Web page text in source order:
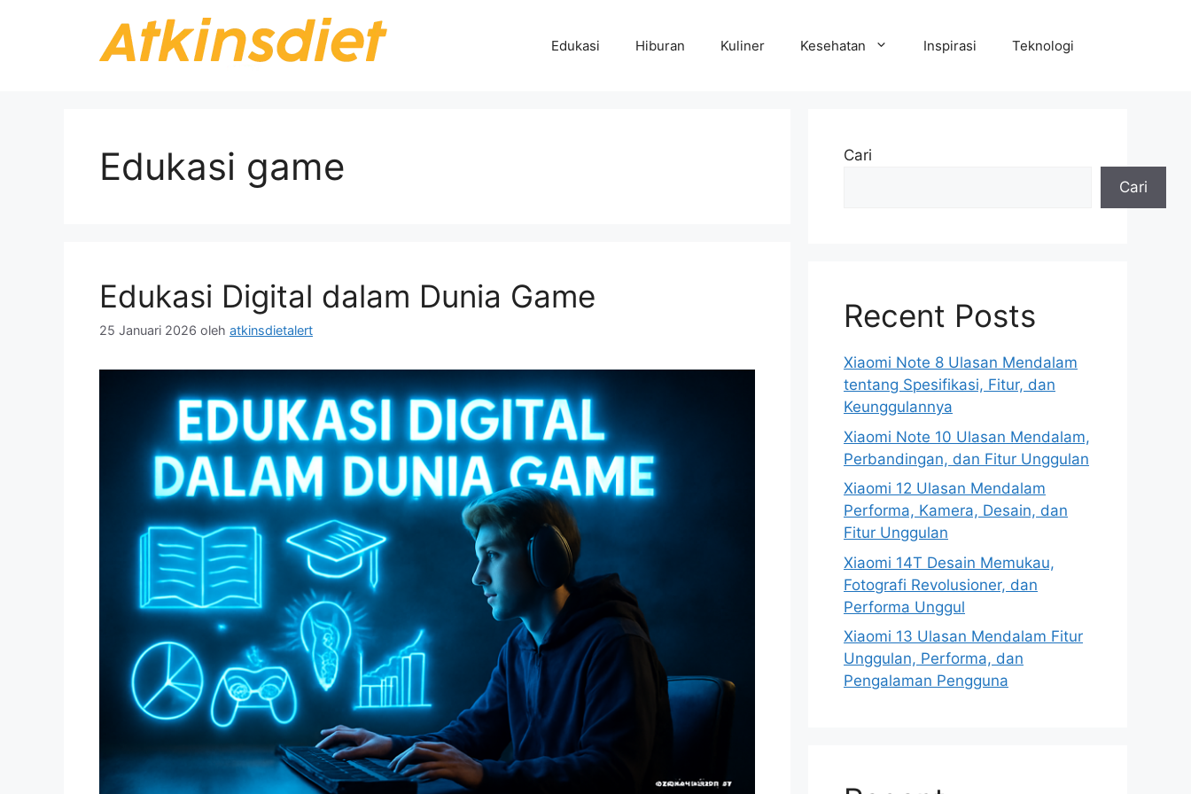
Edukasi Hiburan Kuliner Kesehatan Inspirasi Teknologi
Edukasi game
Edukasi Digital dalam Dunia Game
25 Januari 2026 oleh atkinsdietalert
Cari
Cari
Recent Posts
Xiaomi Note 8 Ulasan Mendalam
tentang Spesifikasi, Fitur, dan
Keunggulannya
Xiaomi Note 10 Ulasan Mendalam,
Perbandingan, dan Fitur Unggulan
Xiaomi 12 Ulasan Mendalam
Performa, Kamera, Desain, dan
Fitur Unggulan
Xiaomi 14T Desain Memukau,
Fotografi Revolusioner, dan
Performa Unggul
Xiaomi 13 Ulasan Mendalam Fitur
Unggulan, Performa, dan
Pengalaman Pengguna